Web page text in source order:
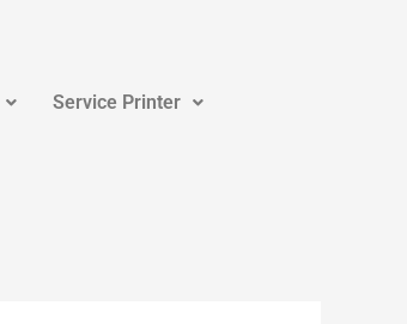
Service Printer